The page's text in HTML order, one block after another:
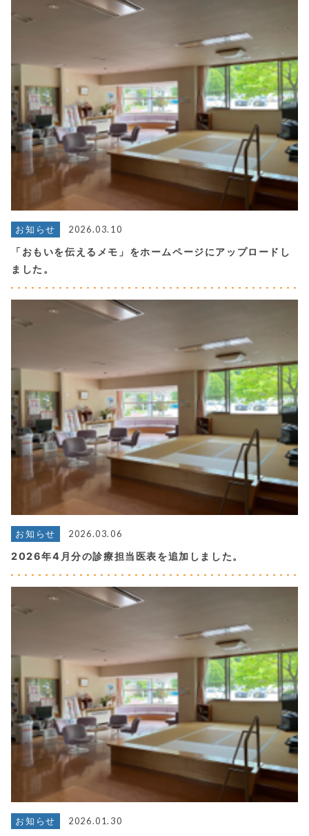
お知らせ 2026.03.10
「おもいを伝えるメモ」をホームページにアップロードし
ました。
お知らせ 2026.03.06
2026年4月分の診療担当医表を追加しました。
お知らせ 2026.01.30